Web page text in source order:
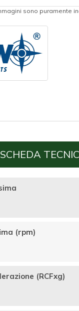
sono puramente
SCHEDA
(rpm)
(RCFxg)